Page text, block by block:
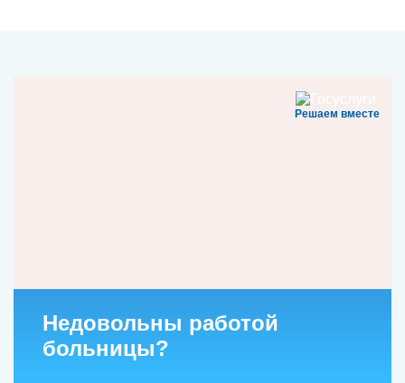
Решаем вместе
Недовольны работой
больницы?